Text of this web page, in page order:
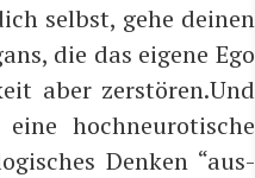
selbst, gehe dei­nen
die das eige­ne Ego
aber zerstören.Und
hoch­neu­ro­ti­sche
Den­ken “aus­